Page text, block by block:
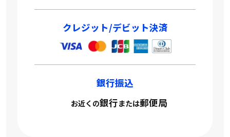
クレジット/デビット決済
銀行振込
お近くの銀行または郵便局